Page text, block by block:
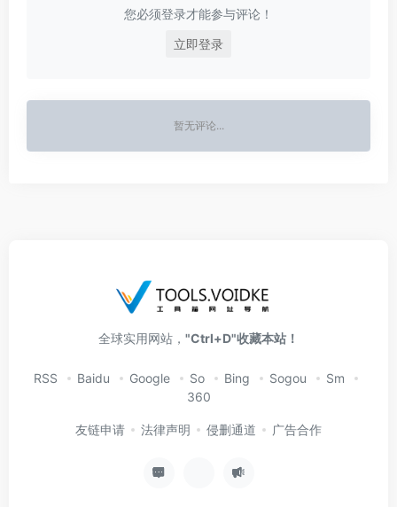
您必须登录才能参与评论！
立即登录
暂无评论...
全球实用网站， "Ctrl+D"收藏本站！
RSS Baidu Google So Bing Sogou
Sm
360
友链申请 法律声明 侵删通道 广告合作